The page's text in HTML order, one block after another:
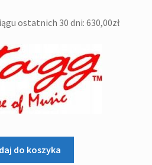
wynosi:
630,00zł.
ostatnich 30 dni:630,00zł
do koszyka